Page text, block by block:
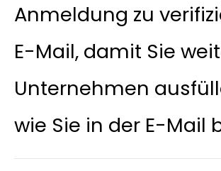
Anmeldung zu
E-Mail, damit Sie
Unternehmen
wie Sie in der E-Mail